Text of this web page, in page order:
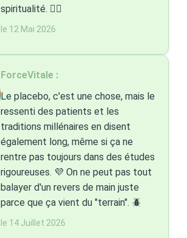
spiritualité. 🧘‍♂️
le 12 Mai 2026
ForceVitale :
Le placebo, c'est une chose, mais le
ressenti des patients et les
traditions millénaires en disent
également long, même si ça ne
rentre pas toujours dans des études
rigoureuses. 💜 On ne peut pas tout
balayer d'un revers de main juste
parce que ça vient du "terrain". 🪲
le 14 Juillet 2026